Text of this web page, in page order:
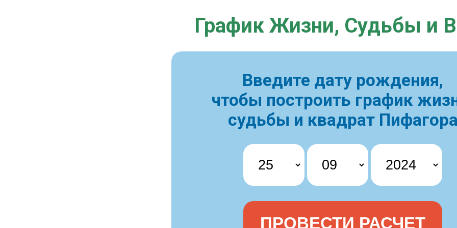
График Жизни, Судьбы и
Введите дату рождения,
чтобы построить график
судьбы и квадрат Пифагора
ПРОВЕСТИ РАСЧЕТ